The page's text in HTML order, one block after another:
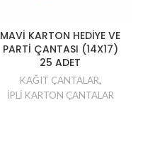
MAVİ KARTON HEDİYE VE
PARTİ ÇANTASI (14X17)
25 ADET
KAĞIT ÇANTALAR,
İPLİ KARTON ÇANTALAR